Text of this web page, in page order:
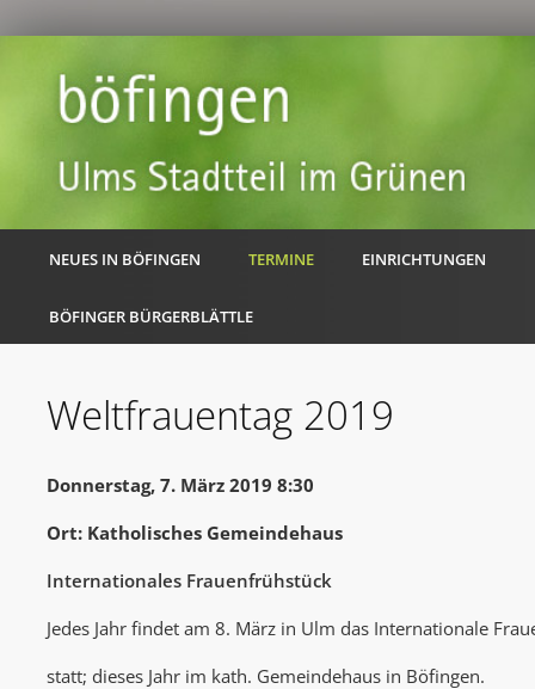
NEUES IN BÖFINGEN TERMINE EINRICHTUNGEN
BÖFINGER BÜRGERBLÄTTLE
Weltfrauentag 2019
Donnerstag, 7. März 2019 8:30
Ort: Katholisches Gemeindehaus
Internationales Frauenfrühstück
Jedes Jahr findet am 8. März in Ulm das Internationale
statt; dieses Jahr im kath. Gemeindehaus in Böfingen.